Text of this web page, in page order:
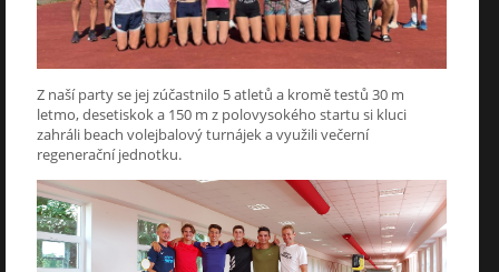
Z naší party se jej zúčastnilo 5 atletů a kromě testů 30 m
letmo, desetiskok a 150 m z polovysokého startu si kluci
zahráli beach volejbalový turnájek a využili večerní
regenerační jednotku.